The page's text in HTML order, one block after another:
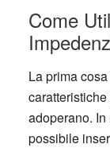
Come
La prima
adoperano.
possibile